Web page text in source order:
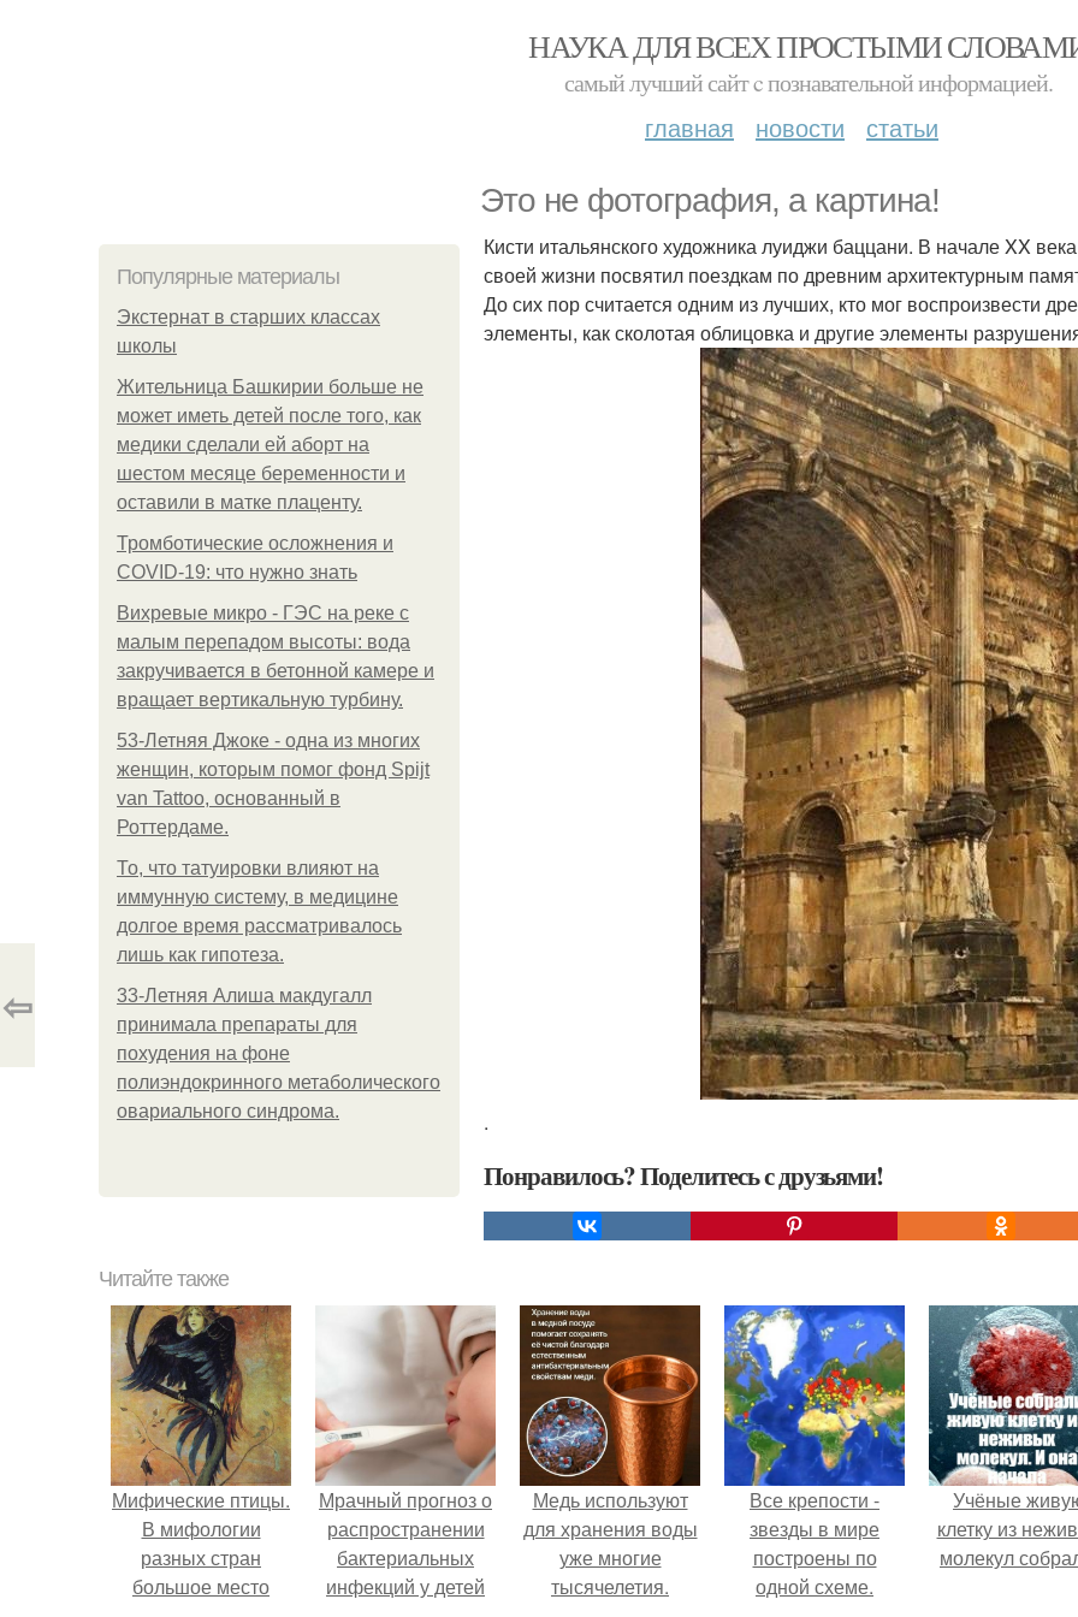
НАУКА ДЛЯ ВСЕХ ПРОСТЫМИ
самый лучший сайт c познавательной информацией.
главная новости статьи
Это не фотография, а картина!
Популярные материалы
Экстернат в старших классах
школы
Жительница Башкирии больше не
может иметь детей после того, как
медики сделали ей аборт на
шестом месяце беременности и
оставили в матке плаценту.
Тромботические осложнения и
COVID-19: что нужно знать
Вихревые микро - ГЭС на реке с
малым перепадом высоты: вода
закручивается в бетонной камере и
вращает вертикальную турбину.
53-Летняя Джоке - одна из многих
женщин, которым помог фонд Spijt
van Tattoo, основанный в
Роттердаме.
То, что татуировки влияют на
иммунную систему, в медицине
долгое время рассматривалось
лишь как гипотеза.
33-Летняя Алиша макдугалл
принимала препараты для
похудения на фоне
полиэндокринного метаболического
овариального синдрома.
Кисти итальянского художника луиджи баццани. В начале XX
своей жизни посвятил поездкам по древним архитектурным
До сих пор считается одним из лучших, кто мог воспроизвести
элементы, как сколотая облицовка и другие элементы
.
Понравилось? Поделитесь с друзьями!
⇦
Читайте также
Мифические птицы.
В мифологии
разных стран
большое место
Мрачный прогноз о
распространении
бактериальных
инфекций у детей
Медь используют
для хранения воды
уже многие
тысячелетия.
Все крепости -
звезды в мире
построены по
одной схеме.
Учёные
клетку из
молекул